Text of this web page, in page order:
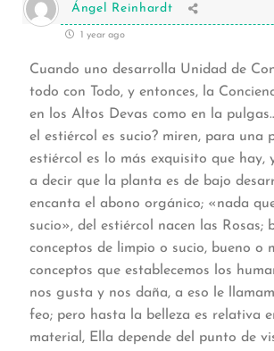
Ángel Reinhardt
1 year ago
Cuando uno desarrolla Unidad de
todo con Todo, y entonces, la
en los Altos Devas como en la
el estiércol es sucio? miren, para una
estiércol es lo más exquisito que hay,
a decir que la planta es de bajo
encanta el abono orgánico; «nada
sucio», del estiércol nacen las Rosas;
conceptos de limpio o sucio, bueno o
conceptos que establecemos los
nos gusta y nos daña, a eso le
feo; pero hasta la belleza es relativa
material, Ella depende del punto de